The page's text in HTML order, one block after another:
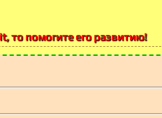
то помогите его развитию!